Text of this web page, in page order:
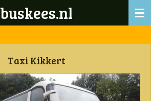
buskees.nl
Taxi Kikkert